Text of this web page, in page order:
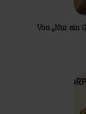
Von „Nur ein